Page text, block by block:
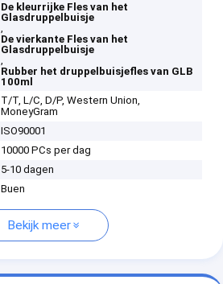
De kleurrijke Fles van het
Glasdruppelbuisje
,
De vierkante Fles van het
Glasdruppelbuisje
,
Rubber het druppelbuisjefles van GLB
100ml
T/T, L/C, D/P, Western Union,
MoneyGram
ISO90001
10000 PCs per dag
5-10 dagen
Buen
Bekijk meer